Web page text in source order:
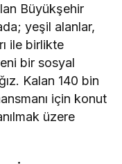
Büyükşehir
yeşil alanlar,
ile birlikte
bir sosyal
Kalan 140 bin
için konut
üzere